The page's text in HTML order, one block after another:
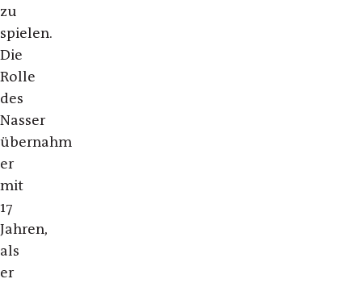
zu
spielen.
Die
Rolle
des
Nasser
übernahm
er
mit
17
Jahren,
als
er